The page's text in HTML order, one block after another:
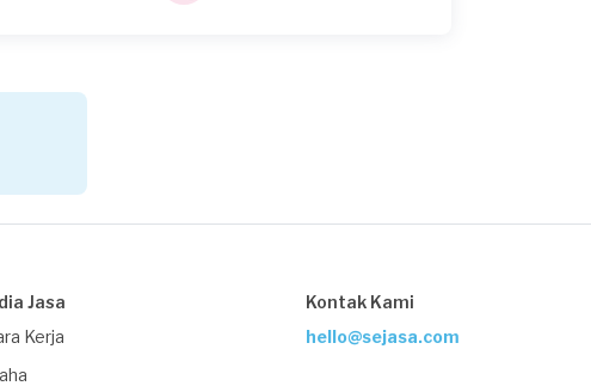
Jakarta Barat, Jakarta
Jakarta Selatan, Jakarta
Jasa
Kerja
Kontak Kami
hello@sejasa.com